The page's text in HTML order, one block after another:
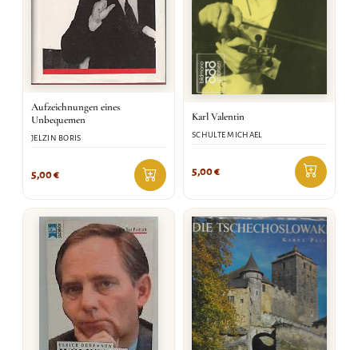
Aufzeichnungen eines
Unbequemen
JELZIN BORIS
5,00€
Karl Valentin
SCHULTE MICHAEL
5,00€